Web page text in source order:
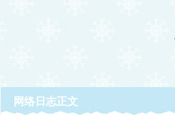
网络日志正文